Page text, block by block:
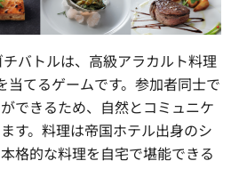
バトルは、高級アラカルト料理
当てるゲームです。参加者同士で
できるため、自然とコミュニケ
す。料理は帝国ホテル出身のシ
格的な料理を自宅で堪能できる